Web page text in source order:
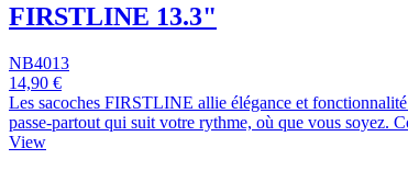
FIRSTLINE 13.3"
NB4013
14,90 €
Les sacoches FIRSTLINE allie élégance et
passe-partout qui suit votre rythme, où que vous soyez.
View